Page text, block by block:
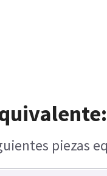
piezas